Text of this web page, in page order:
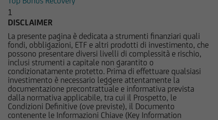
1
DISCLAIMER
La presente pagina è dedicata a strumenti finanziari quali
fondi, obbligazioni, ETF e altri prodotti di investimento, che
possono presentare diversi livelli di complessità e rischio,
inclusi strumenti a capitale non garantito o
condizionatamente protetto. Prima di effettuare qualsiasi
investimento è necessario leggere attentamente la
documentazione precontrattuale e informativa prevista
dalla normativa applicabile, tra cui il Prospetto, le
Condizioni Definitive (ove previste), il Documento
contenente le Informazioni Chiave (Key Information
è in alcun modo responsabile del contenuto di
qualsiasi altro sito web tramite il quale -
attraverso un hyperlink - l'utente abbia
raggiunto il Sito e di quello dei siti web
accessibili, via hyperlink, dal Sito medesimo, né
per eventuali perdite o danni subiti dall'utente
per qualsiasi ragione in conseguenza
dell'accesso da parte del medesimo a siti web